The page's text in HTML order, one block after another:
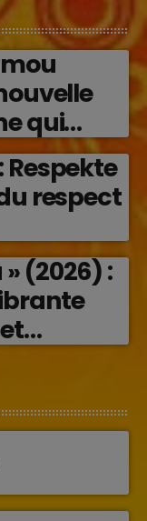
qui
émotions
Respekte
respect
(2026) :